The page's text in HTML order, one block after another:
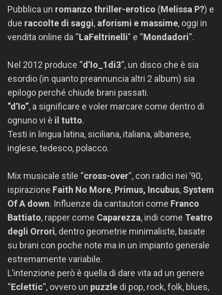
Pubblica un romanzo thriller-erotico (Melissa P?) e
due raccolte di saggi, aforismi e massime, oggi in
vendita online da “LaFeltrinelli” e “Mondadori“.
Nel 2012 produce “d’Io_1di3“, un disco che è sia
esordio (in quanto preannuncia altri 2 album) sia
epilogo perché chiude brani passati.
“d’Io”, a significare e voler marcare come dentro di
ognuno vi è il tutto.
Testi in lingua latina, siciliana, italiana, albanese,
inglese, tedesco, polacco.
Mix musicale stile “cross-over“, con radici nei ’90,
ispirazione Faith No More, Primus, Incubus, System
Of A down. Influenze da cantautori come Franco
Battiato, rapper come Caparezza, indi come Teatro
degli Orrori, dentro geometrie minimaliste, basate
su brani con poche note ma in un impianto generale
estremamente variabile.
L’intenzione però è quella di dare vita ad un genere
“Eclettic“, ovvero un puzzle di pop, rock, folk, blues,